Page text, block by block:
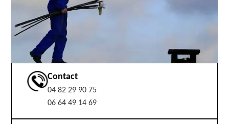
Contact
04 82 29 90 75
06 64 49 14 69